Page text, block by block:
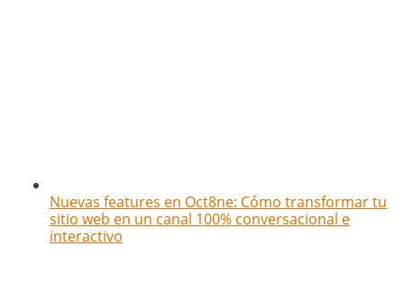
Nuevas features en Oct8ne: Cómo transformar tu
sitio web en un canal 100% conversacional e
interactivo